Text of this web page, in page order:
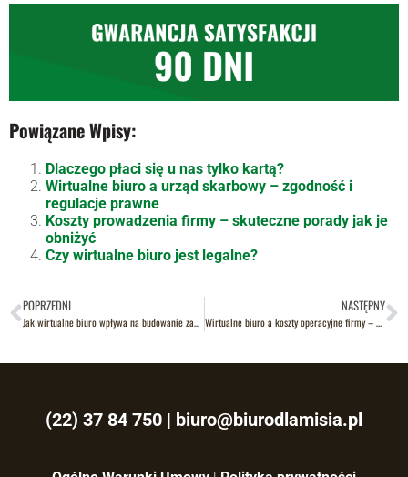
Powiązane Wpisy:
Dlaczego płaci się u nas tylko kartą?
Wirtualne biuro a urząd skarbowy – zgodność i
regulacje prawne
Koszty prowadzenia firmy – skuteczne porady jak je
obniżyć
Czy wirtualne biuro jest legalne?
POPRZEDNI
Jak wirtualne biuro wpływa na budowanie zaufania klientów?
NASTĘPNY
Wirtualne biuro a koszty operacyjne firmy – dlaczego warto?
(22) 37 84 750 | biuro@biurodlamisia.pl